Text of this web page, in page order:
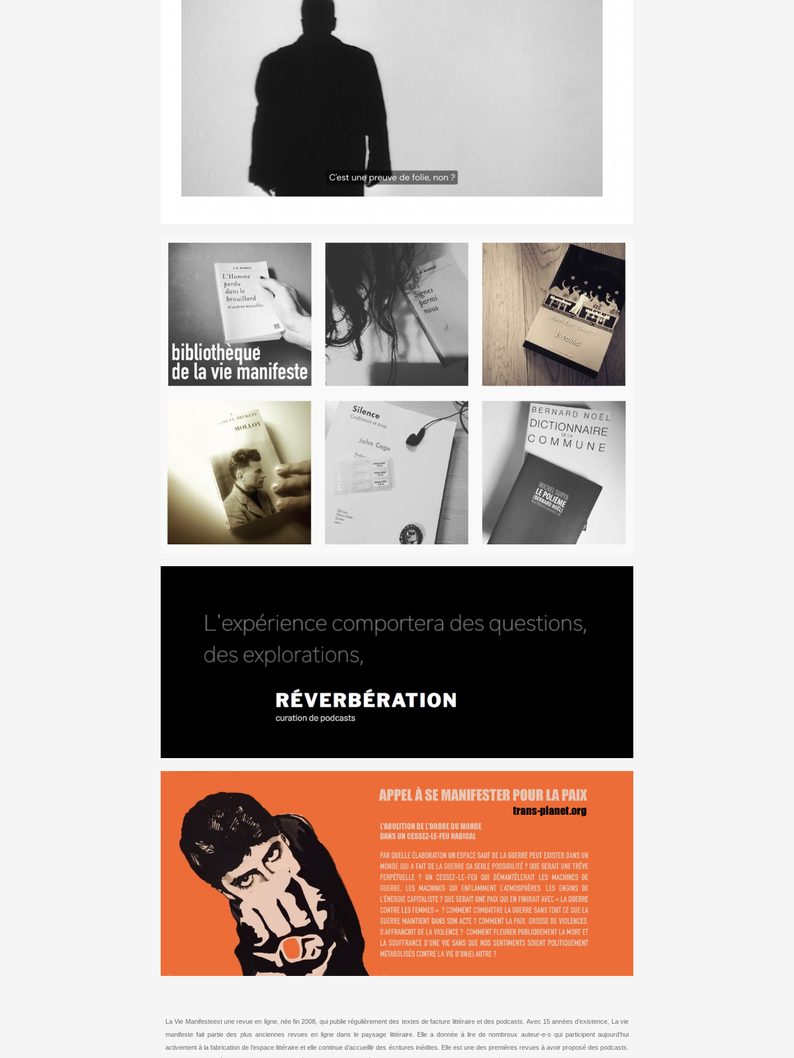
La Vie Manifesteest une revue en ligne, née fin 2008, qui publie régulièrement des textes de facture littéraire et des podcasts. Avec 15 années d’existence, La vie
manifeste fait partie des plus anciennes revues en ligne dans le paysage littéraire. Elle a donnée à lire de nombreux auteur-e-s qui participent aujourd’hui
activement à la fabrication de l’espace littéraire et elle continue d’accueillir des écritures inédites. Elle est une des premières revues à avoir proposé des podcasts.